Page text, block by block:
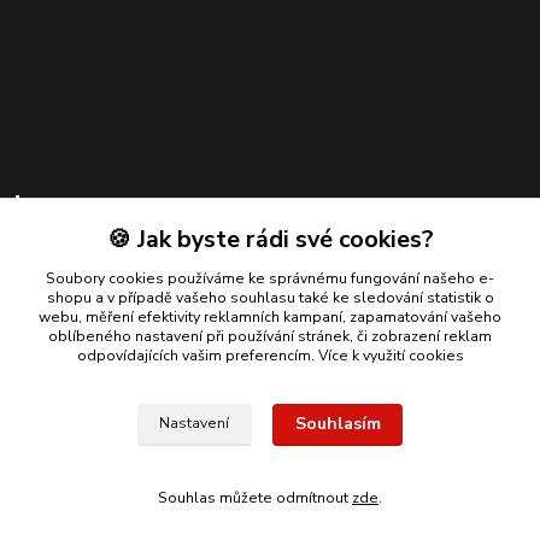
Kontakty
+420 739 924 550
(Po-Pá, 8-17 hod.)
info@bmautodily.cz
Copyright 2026 BM-AUTODÍLY. Všechna práva vyhrazena.
🍪 Jak byste rádi své cookies?
Soubory cookies používáme ke správnému fungování našeho e-
shopu a v případě vašeho souhlasu také ke sledování statistik o
webu, měření efektivity reklamních kampaní, zapamatování vašeho
oblíbeného nastavení při používání stránek, či zobrazení reklam
odpovídajících vašim preferencím. Více k využití cookies
Nastavení Souhlasím
Souhlas můžete odmítnout zde.